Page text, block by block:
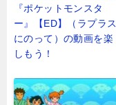
『ポケットモンスタ
ー』【ED】（ラプラス
にのって）の動画を楽
しもう！